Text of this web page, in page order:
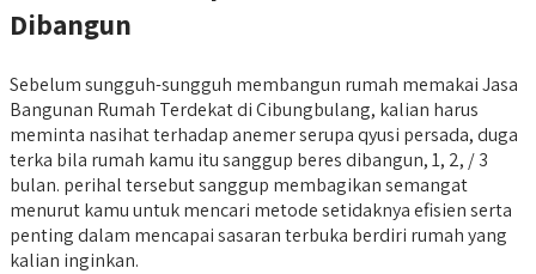
Dibangun
Sebelum sungguh-sungguh membangun rumah memakai Jasa
Bangunan Rumah Terdekat di Cibungbulang, kalian harus
meminta nasihat terhadap anemer serupa qyusi persada, duga
terka bila rumah kamu itu sanggup beres dibangun, 1, 2, / 3
bulan. perihal tersebut sanggup membagikan semangat
menurut kamu untuk mencari metode setidaknya efisien serta
penting dalam mencapai sasaran terbuka berdiri rumah yang
kalian inginkan.